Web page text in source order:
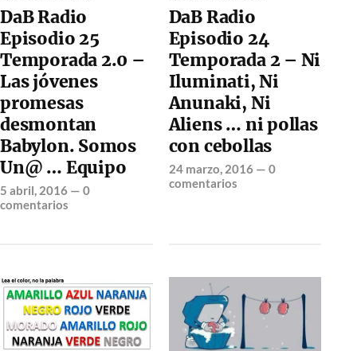
DaB Radio
Episodio 25
Temporada 2.0 –
Las jóvenes
promesas
desmontan
Babylon. Somos
Un@ … Equipo
5 abril, 2016 — 0
comentarios
DaB Radio
Episodio 24
Temporada 2 – Ni
Iluminati, Ni
Anunaki, Ni
Aliens … ni pollas
con cebollas
24 marzo, 2016— 0
comentarios